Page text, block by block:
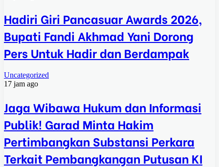
Hadiri Giri Pancasuar Awards 2026,
Bupati Fandi Akhmad Yani Dorong
Pers Untuk Hadir dan Berdampak
Uncategorized
17 jam ago
Jaga Wibawa Hukum dan Informasi
Publik! Garad Minta Hakim
Pertimbangkan Substansi Perkara
Terkait Pembangkangan Putusan KI